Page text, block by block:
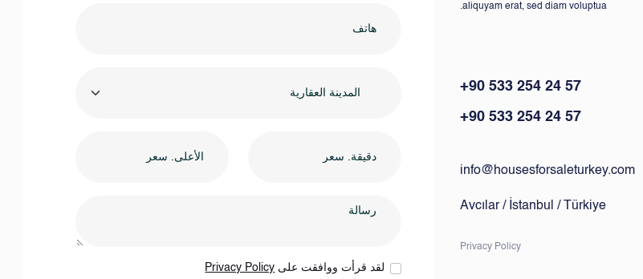
aliquyam erat, sed diam voluptua.
+90 533 254 24 57
+90 533 254 24 57
info@housesforsaleturkey.com
Avcılar / İstanbul / Türkiye
Privacy Policy
المدينة العقارية
لقد قرأت ووافقت على Privacy Policy